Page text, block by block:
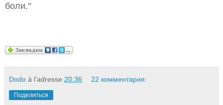
боли."
Dodo à l'adresse 20:36 22 комментария:
Поделиться